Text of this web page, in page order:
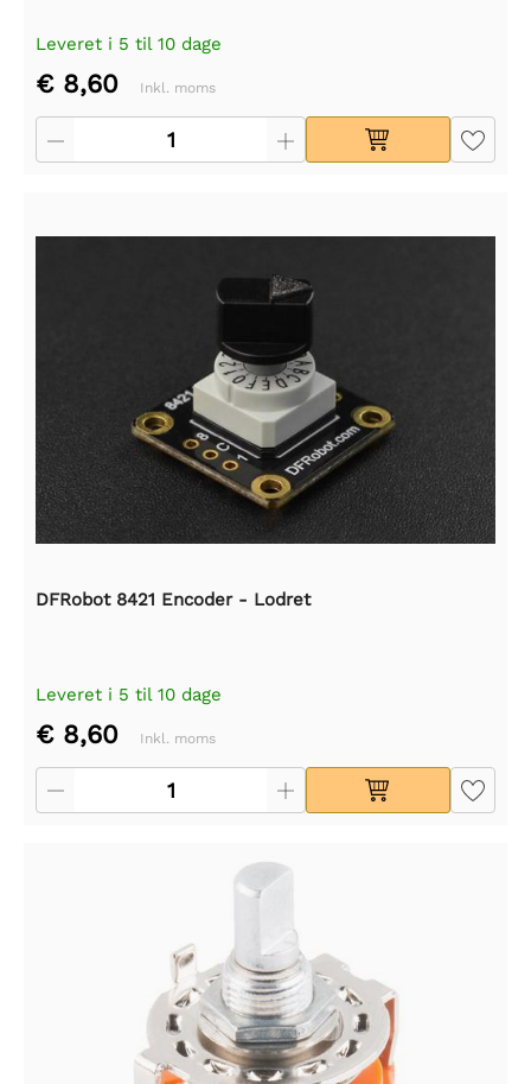
Leveret i 5 til 10 dage
€ 8,60 Inkl. moms
DFRobot 8421 Encoder - Lodret
Leveret i 5 til 10 dage
€ 8,60 Inkl. moms